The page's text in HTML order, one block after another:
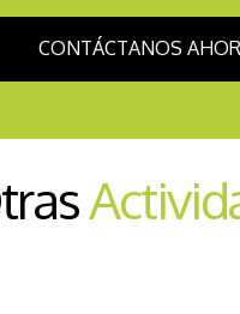
CONTÁCTANOS